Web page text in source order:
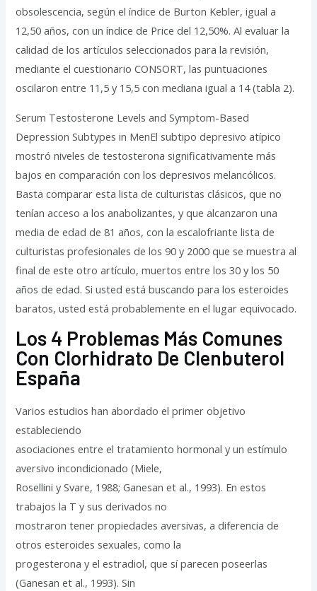
obsolescencia, según el índice de Burton Kebler, igual a
12,50 años, con un índice de Price del 12,50%. Al evaluar la
calidad de los artículos seleccionados para la revisión,
mediante el cuestionario CONSORT, las puntuaciones
oscilaron entre 11,5 y 15,5 con mediana igual a 14 (tabla 2).
Serum Testosterone Levels and Symptom-Based
Depression Subtypes in MenEl subtipo depresivo atípico
mostró niveles de testosterona significativamente más
bajos en comparación con los depresivos melancólicos.
Basta comparar esta lista de culturistas clásicos, que no
tenían acceso a los anabolizantes, y que alcanzaron una
media de edad de 81 años, con la escalofriante lista de
culturistas profesionales de los 90 y 2000 que se muestra al
final de este otro artículo, muertos entre los 30 y los 50
años de edad. Si usted está buscando para los esteroides
baratos, usted está probablemente en el lugar equivocado.
Los 4 Problemas Más Comunes
Con Clorhidrato De Clenbuterol
España
Varios estudios han abordado el primer objetivo
estableciendo
asociaciones entre el tratamiento hormonal y un estímulo
aversivo incondicionado (Miele,
Rosellini y Svare, 1988; Ganesan et al., 1993). En estos
trabajos la T y sus derivados no
mostraron tener propiedades aversivas, a diferencia de
otros esteroides sexuales, como la
progesterona y el estradiol, que sí parecen poseerlas
(Ganesan et al., 1993). Sin